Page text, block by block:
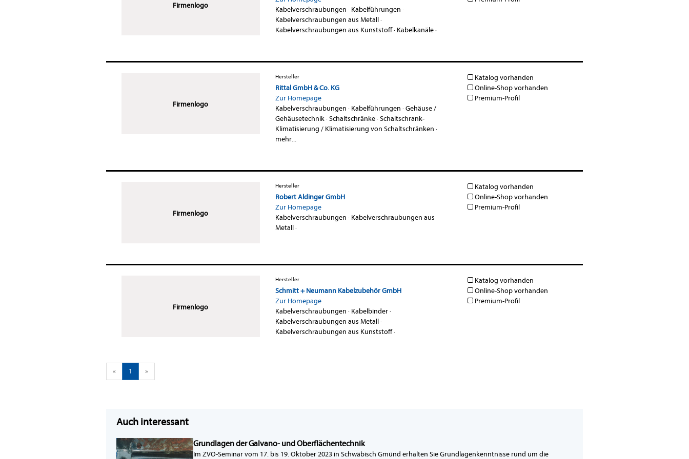
Firmenlogo
Kabelverschraubungen · Kabelführungen ·
Kabelverschraubungen aus Metall·
Kabelverschraubungen aus Kunststoff· Kabelkanäle·
Firmenlogo
Hersteller
Rittal GmbH & Co. KG
Zur Homepage
Kabelverschraubungen · Kabelführungen ·Gehäuse /
Gehäusetechnik·Schaltschränke·Schaltschrank-
Klimatisierung / Klimatisierung von Schaltschränken ·
mehr...
Katalog vorhanden
Online-Shop vorhanden
Premium-Profil
Firmenlogo
Hersteller
Robert Aldinger GmbH
Zur Homepage
Kabelverschraubungen · Kabelverschraubungen aus
Metall·
Katalog vorhanden
Online-Shop vorhanden
Premium-Profil
Firmenlogo
Hersteller
Schmitt + Neumann Kabelzubehör GmbH
Zur Homepage
Kabelverschraubungen · Kabelbinder·
Kabelverschraubungen aus Metall·
Kabelverschraubungen aus Kunststoff·
Katalog vorhanden
Online-Shop vorhanden
Premium-Profil
« 1 »
Auch interessant
Grundlagen der Galvano- und Oberflächentechnik
Im ZVO-Seminar vom 17. bis 19. Oktober 2023 in Schwäbisch Gmünd erhalten Sie Grundlagenkenntnisse rund um die